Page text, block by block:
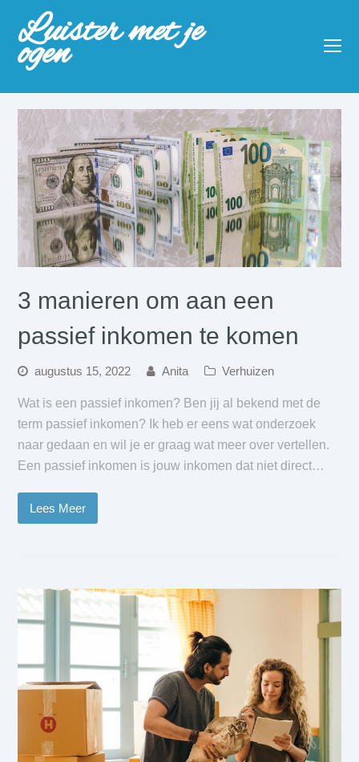
Luister met je
ogen
3 manieren om aan een
passief inkomen te komen
augustus 15, 2022 Anita Verhuizen
Wat is een passief inkomen? Ben jij al bekend met de
term passief inkomen? Ik heb er eens wat onderzoek
naar gedaan en wil je er graag wat meer over vertellen.
Een passief inkomen is jouw inkomen dat niet direct…
Lees Meer